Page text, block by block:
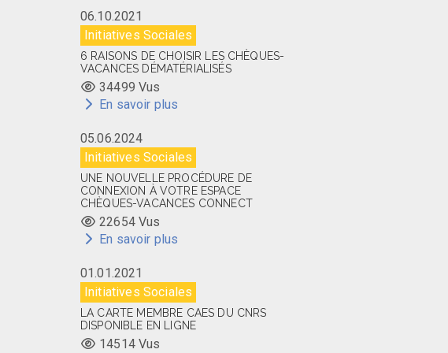
06.10.2021
Initiatives Sociales
6 RAISONS DE CHOISIR LES CHÈQUES-
VACANCES DÉMATÉRIALISÉS
34499 Vus
En savoir plus
05.06.2024
Initiatives Sociales
UNE NOUVELLE PROCÉDURE DE
CONNEXION À VOTRE ESPACE
CHÈQUES-VACANCES CONNECT
22654 Vus
En savoir plus
01.01.2021
Initiatives Sociales
LA CARTE MEMBRE CAES DU CNRS
DISPONIBLE EN LIGNE
14514 Vus